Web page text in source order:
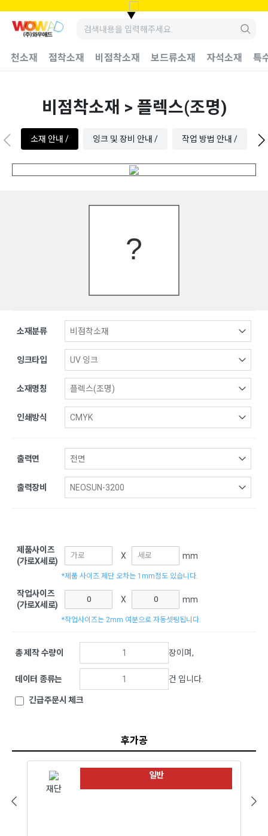
▼
천소재 점착소재 비점착소재 보드류소재 자석소재 특
비점착소재 > 플렉스(조명)
소재 안내 / 잉크 및 장비 안내 / 작업 방법 안내 /
소재분류
잉크타입
소재명칭
인쇄방식
출력면
출력장비
제품사이즈
(가로X세로)
X mm
*제품 사이즈 제단 오차는 1mm정도 있습니다.
작업사이즈
(가로X세로)
X mm
*작업사이즈는 2mm 여분으로 자동셋팅됩니다.
총 제작 수량이 장이며,
데이터 종류는 건 입니다.
긴급주문시 체크
후가공
재단
일반